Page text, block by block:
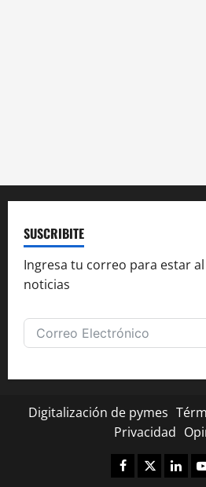
SUSCRIBITE
Ingresa tu correo para estar
noticias
Digitalización de pymes
Privacidad
Facebook
Twitter